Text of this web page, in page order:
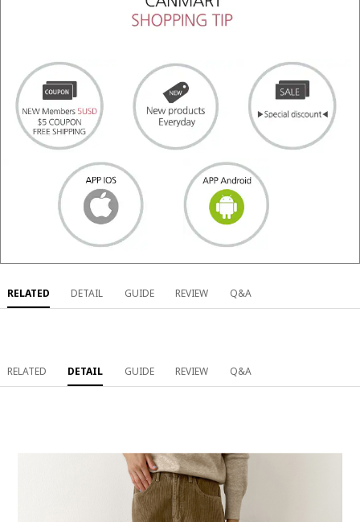
RELATED DETAIL GUIDE REVIEW Q&A
RELATED DETAIL GUIDE REVIEW Q&A